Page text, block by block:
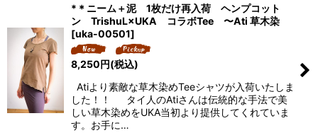
*＊ニーム＋泥 1枚だけ再入荷 ヘンプコット
ン TrishuL×UKA コラボTee 〜Ati 草木染
[uka-00501]
8,250円(税込)
Atiより素敵な草木染めTeeシャツが入荷いたしま
した！！ タイ人のAtiさんは伝統的な手法で美
しい草木染めをUKA当初より提供してくれていま
す。お手に…